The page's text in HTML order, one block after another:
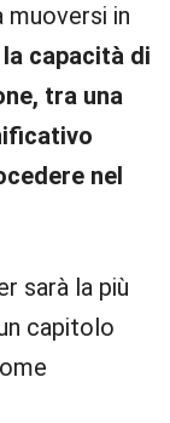
muoversi in
capacità di
tra una
nel
sarà la più
capitolo